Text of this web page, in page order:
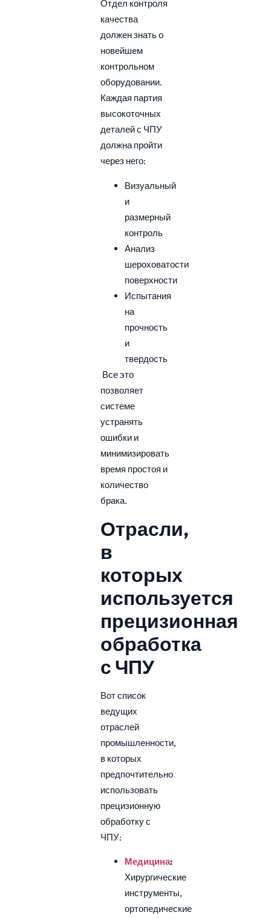
Отдел контроля
качества
должен знать о
новейшем
контрольном
оборудовании.
Каждая партия
высокоточных
деталей с ЧПУ
должна пройти
через него:
Визуальный
и
размерный
контроль
Анализ
шероховатости
поверхности
Испытания
на
прочность
и
твердость
Все это
позволяет
системе
устранять
ошибки и
минимизировать
время простоя и
количество
брака.
Отрасли,
в
которых
используется
прецизионная
обработка
с ЧПУ
Вот список
ведущих
отраслей
промышленности,
в которых
предпочтительно
использовать
прецизионную
обработку с
ЧПУ:
Медицина:
Хирургические
инструменты,
ортопедические